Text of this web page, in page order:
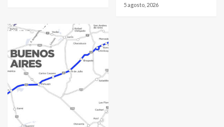
5 agosto, 2026